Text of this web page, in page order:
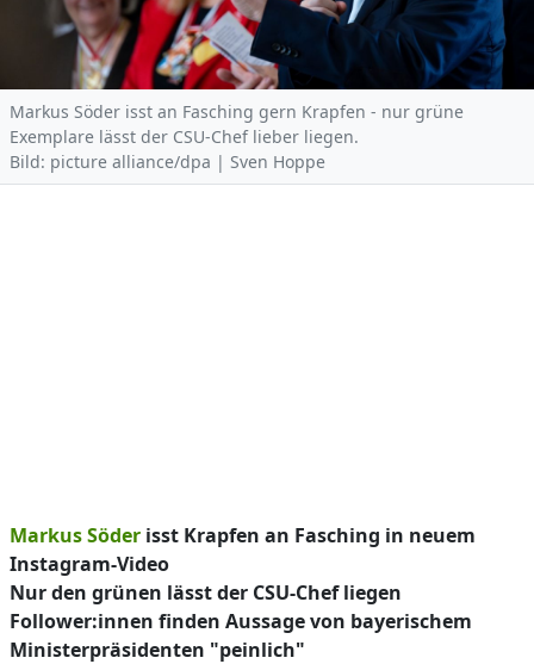
Markus Söder isst an Fasching gern Krapfen - nur grüne
Exemplare lässt der CSU-Chef lieber liegen.
Bild: picture alliance/dpa | Sven Hoppe
Markus Söder isst Krapfen an Fasching in neuem
Instagram-Video
Nur den grünen lässt der CSU-Chef liegen
Follower:innen finden Aussage von bayerischem
Ministerpräsidenten "peinlich"